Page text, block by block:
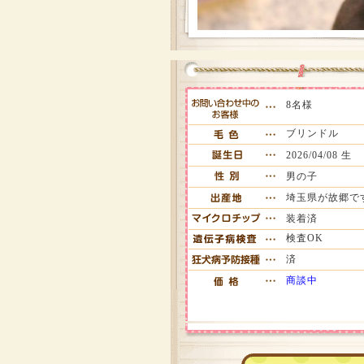
8名様
ブリンドル
2026/04/08 生
男の子
埼玉県が故郷で
装着済
検査OK
済
商談中